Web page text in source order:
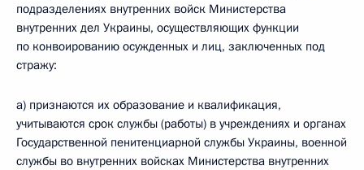
подразделениях внутренних войск Министерства
внутренних дел Украины, осуществляющих функции
по конвоированию осужденных и лиц, заключенных под
стражу:
а) признаются их образование и квалификация,
учитываются срок службы (работы) в учреждениях и органах
Государственной пенитенциарной службы Украины, военной
службы во внутренних войсках Министерства внутренних